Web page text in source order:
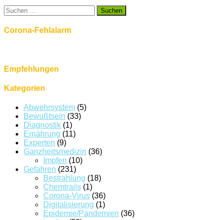
Suchen
nach:
Corona-Fehlalarm
Empfehlungen
Kategorien
Abwehrsystem (5)
Bewußtsein (33)
Diagnostik (1)
Ernährung (11)
Experten (9)
Ganzheitsmedizin (36)
Impfen (10)
Gefahren (231)
Bestrahlung (18)
Chemtrails (1)
Corona-Virus (36)
Digitalisierung (1)
Epidemie/Pandemien (36)